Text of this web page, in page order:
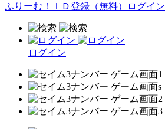
ふりーむ！ＩＤ登録（無料） ログイン
ログイン